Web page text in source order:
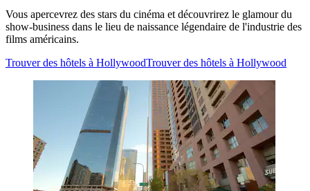
Vous apercevrez des stars du cinéma et découvrirez le glamour du
show-business dans le lieu de naissance légendaire de l'industrie des
films américains.
Trouver des hôtels à HollywoodTrouver des hôtels à Hollywood